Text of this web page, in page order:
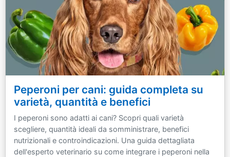
Peperoni per cani: guida completa su
varietà, quantità e benefici
I peperoni sono adatti ai cani? Scopri quali varietà
scegliere, quantità ideali da somministrare, benefici
nutrizionali e controindicazioni. Una guida dettagliata
dell'esperto veterinario su come integrare i peperoni nella